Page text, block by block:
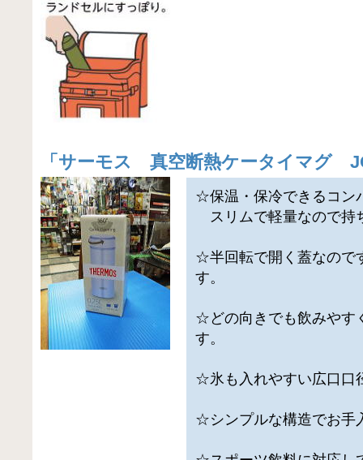
「 サーモス 真空断熱ケータイマグ
☆保温・保冷できるコン
スリムで軽量なので持
☆半回転で開く蓋なので
す。
☆どの向きでも飲みやす
す。
☆氷も入れやすい広口口
☆シンプルな構造でお手